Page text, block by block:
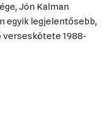
Jón Kalman
egyik legjelentősebb,
verseskötete 1988-